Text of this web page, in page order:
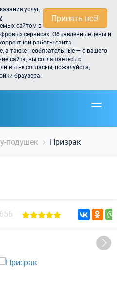
Принять всё!
услуг,
сайтом в
сервисах. Объявленные цены и
работы сайта
а также необязательные — с вашего
сайта, вы соглашаетесь с
вы не согласны, пожалуйста,
браузера.
подушек Призрак